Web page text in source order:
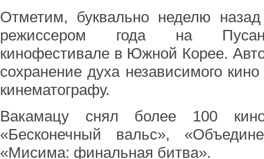
Отметим, буквально неделю
режиссером года на
кинофестивале в Южной Корее.
сохранение духа независимого
кинематографу.
Вакамацу снял более 100
«Бесконечный вальс»,
«Мисима: финальная битва».